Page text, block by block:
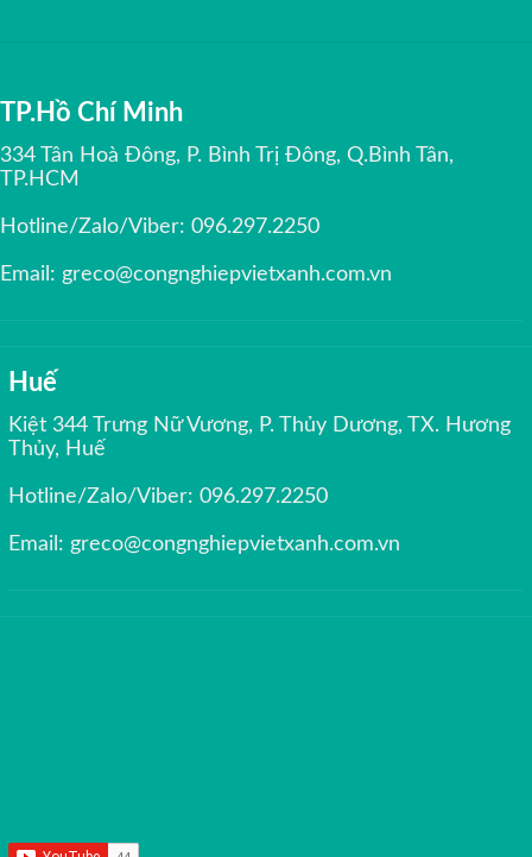
TP.Hồ Chí Minh
334 Tân Hoà Đông, P. Bình Trị Đông, Q.Bình Tân,
TP.HCM
Hotline/Zalo/Viber: 096.297.2250
Email: greco@congnghiepvietxanh.com.vn
Huế
Kiệt 344 Trưng Nữ Vương, P. Thủy Dương, TX. Hương
Thủy, Huế
Hotline/Zalo/Viber:096.297.2250
Email: greco@congnghiepvietxanh.com.vn